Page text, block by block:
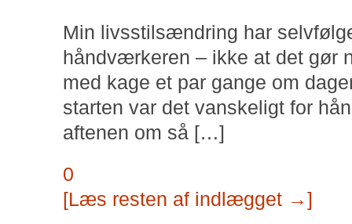
Min livsstilsændring har
håndværkeren – ikke at det gør
med kage et par gange om
starten var det vanskeligt for
aftenen om så […]
0
[Læs resten af indlægget →]